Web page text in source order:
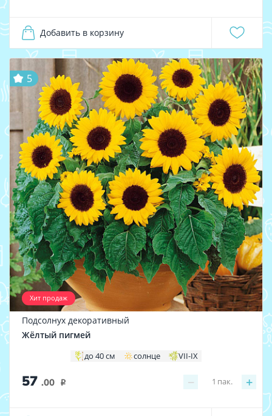
Добавить в корзину
Хит продаж
5
Подсолнух декоративный
Жёлтый пигмей
до 40 см солнце VII-IX
57 .00 i − +
1 пак.